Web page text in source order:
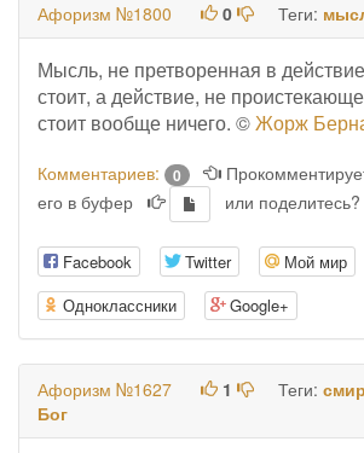
Афоризм №1800 0 Теги:
Мысль, не претворенная в
стоит, а действие, не
стоит вообще ничего. ©Жорж
Комментариев: 0
его в буфер
или поделитесь?
Facebook Twitter Мой мир
Одноклассники
Google+
Афоризм №1627 1 Теги:
Бог